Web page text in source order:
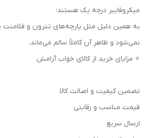
میکروفایبر درجه یک هستند؛
به همین دلیل مثل پارچه‌های تترون و فلامنت
نمی‌شود و ظاهر آن کاملاً سالم می‌ماند.
⭐ مزایای خرید از کالای خواب آرامش
تضمین کیفیت و اصالت کالا
قیمت مناسب و رقابتی
ارسال سریع